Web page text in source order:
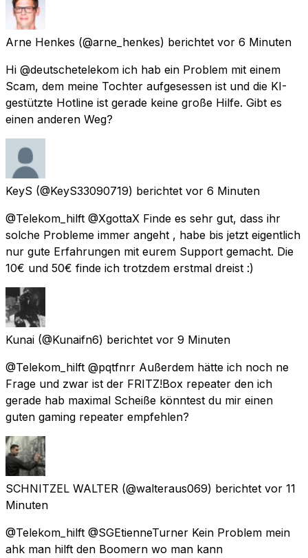
Arne Henkes (@arne_henkes) berichtet vor 6 Minuten
Hi @deutschetelekom ich hab ein Problem mit einem
Scam, dem meine Tochter aufgesessen ist und die KI-
gestützte Hotline ist gerade keine große Hilfe. Gibt es
einen anderen Weg?
KeyS (@KeyS33090719) berichtet vor 6 Minuten
@Telekom_hilft @XgottaX Finde es sehr gut, dass ihr
solche Probleme immer angeht , habe bis jetzt eigentlich
nur gute Erfahrungen mit eurem Support gemacht. Die
10€ und 50€ finde ich trotzdem erstmal dreist :)
Kunai (@Kunaifn6) berichtet vor 9 Minuten
@Telekom_hilft @pqtfnrr Außerdem hätte ich noch ne
Frage und zwar ist der FRITZ!Box repeater den ich
gerade hab maximal Scheiße könntest du mir einen
guten gaming repeater empfehlen?
SCHNITZEL WALTER (@walteraus069) berichtet vor 11
Minuten
@Telekom_hilft @SGEtienneTurner Kein Problem mein
ahk man hilft den Boomern wo man kann